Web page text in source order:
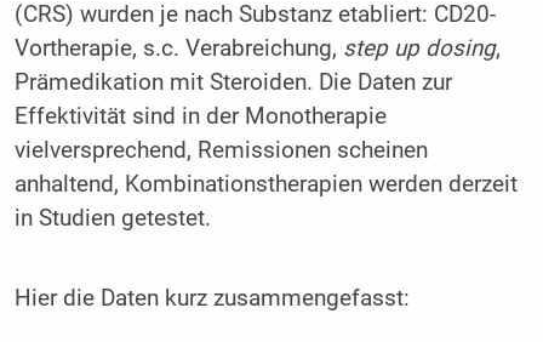
(CRS) wurden je nach Substanz etabliert: CD20-
Vortherapie, s.c. Verabreichung, step up dosing,
Prämedikation mit Steroiden. Die Daten zur
Effektivität sind in der Monotherapie
vielversprechend, Remissionen scheinen
anhaltend, Kombinationstherapien werden derzeit
in Studien getestet.
Hier die Daten kurz zusammengefasst: